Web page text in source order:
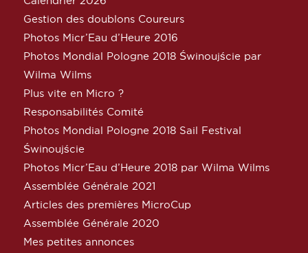
Gestion des doublons Coureurs
Photos Micr’Eau d’Heure 2016
Photos Mondial Pologne 2018 Świnoujście par
Wilma Wilms
Plus vite en Micro ?
Responsabilités Comité
Photos Mondial Pologne 2018 Sail Festival
Świnoujście
Photos Micr’Eau d’Heure 2018 par Wilma Wilms
Assemblée Générale 2021
Articles des premières MicroCup
Assemblée Générale 2020
Mes petites annonces